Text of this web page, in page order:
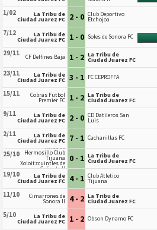
1/02 La Tribu de
Ciudad Juarez FC 2 - 0 Club Deportivo
Etchojoa
7/12
La Tribu de
Ciudad Juarez FC 1 - 0 Soles de Sonora FC
29/11 CF Delfines Baja 1 - 2 La Tribu de
Ciudad Juarez FC
23/11
La Tribu de
Ciudad Juarez FC 3 - 1 FC CEPROFFA
15/11
Cobras Futbol
Premier FC 1 - 2 La Tribu de
Ciudad Juarez FC
9/11
La Tribu de
Ciudad Juarez FC 2 - 0 CD Datileros San
Luis
2/11
La Tribu de
Ciudad Juarez FC 7 - 1 Cachanillas FC
25/10
Xolos de
Hermosillo Club
Tijuana
Xoloitzcuintles de
Caliente II
0 - 1 La Tribu de
Ciudad Juarez FC
19/10
La Tribu de
Ciudad Juarez FC 4 - 1 Club Atletico
Tijuana
11/10
Cimarrones de
Sonora II 4 - 2 La Tribu de
Ciudad Juarez FC
5/10
La Tribu de
Ciudad Juarez FC 1 - 2 Obson Dynamo FC